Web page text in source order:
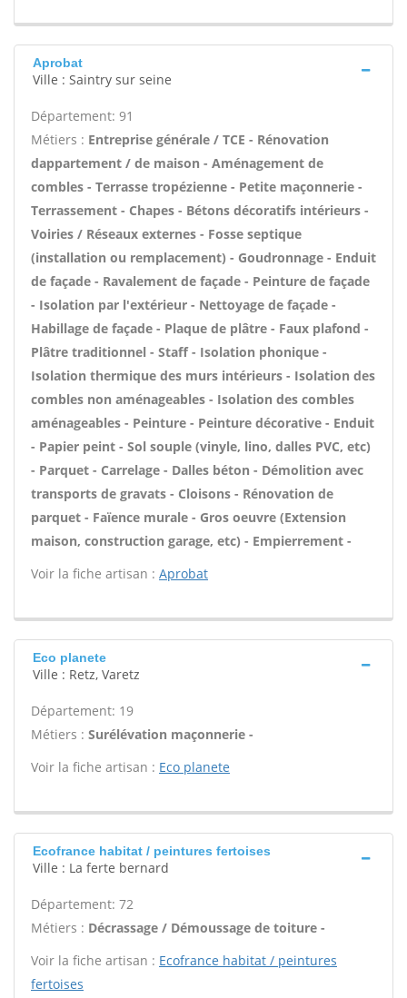
Aprobat
Ville : Saintry sur seine
Département: 91
Métiers : Entreprise générale / TCE - Rénovation
dappartement / de maison - Aménagement de
combles - Terrasse tropézienne - Petite maçonnerie -
Terrassement - Chapes - Bétons décoratifs intérieurs -
Voiries / Réseaux externes - Fosse septique
(installation ou remplacement) - Goudronnage - Enduit
de façade - Ravalement de façade - Peinture de façade
- Isolation par l'extérieur - Nettoyage de façade -
Habillage de façade - Plaque de plâtre - Faux plafond -
Plâtre traditionnel - Staff - Isolation phonique -
Isolation thermique des murs intérieurs - Isolation des
combles non aménageables - Isolation des combles
aménageables - Peinture - Peinture décorative - Enduit
- Papier peint - Sol souple (vinyle, lino, dalles PVC, etc)
- Parquet - Carrelage - Dalles béton - Démolition avec
transports de gravats - Cloisons - Rénovation de
parquet - Faïence murale - Gros oeuvre (Extension
maison, construction garage, etc) - Empierrement -
Voir la fiche artisan : Aprobat
Eco planete
Ville : Retz, Varetz
Département: 19
Métiers : Surélévation maçonnerie -
Voir la fiche artisan : Eco planete
Ecofrance habitat / peintures fertoises
Ville : La ferte bernard
Département: 72
Métiers : Décrassage / Démoussage de toiture -
Voir la fiche artisan : Ecofrance habitat / peintures
fertoises